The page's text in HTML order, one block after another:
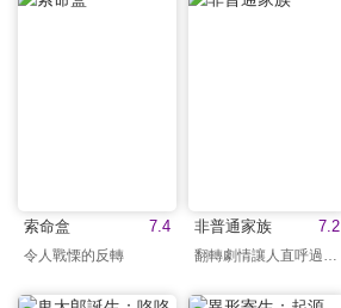
7.4
索命盒
令人戰慄的反轉
7.2
非普通家族